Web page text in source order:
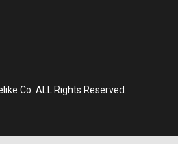
Co. ALL Rights Reserved.